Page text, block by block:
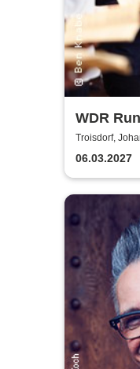
WDR
Kirche
Troisdorf,
Troisdorf
06.03.2027